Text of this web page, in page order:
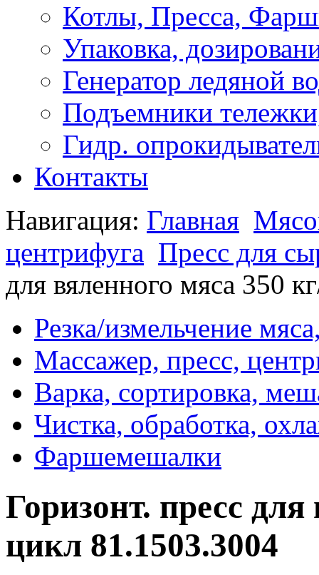
Котлы, Пресса,
Упаковка,
Генератор ледяной
Подъемники
Гидр.
Контакты
Навигация: Главная
центрифуга Пресс для
для вяленного мяса 350
Резка/измельчение
Массажер, пресс,
Варка, сортировка,
Чистка, обработка,
Фаршемешалки
Горизонт. пресс
цикл 81.1503.3004